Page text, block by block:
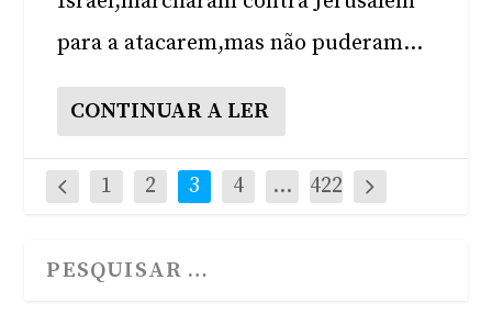
para a atacarem,mas não puderam...
CONTINUAR A LER
1 2 3 4 … 422